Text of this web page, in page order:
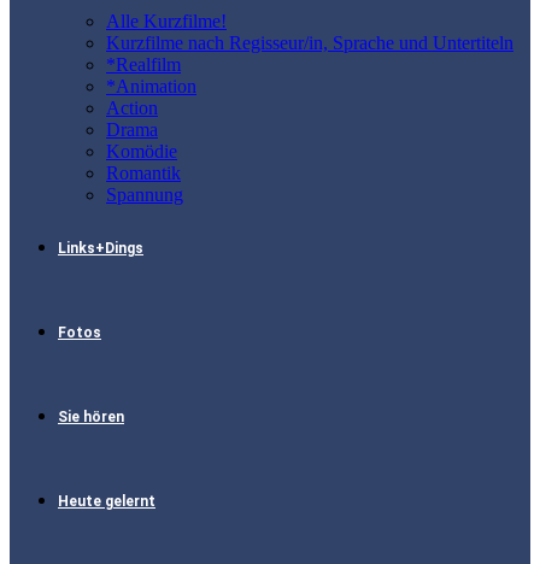
Alle Kurzfilme!
Kurzfilme nach Regisseur/in, Sprache und Untertiteln
*Realfilm
*Animation
Action
Drama
Komödie
Romantik
Spannung
Links+Dings
Fotos
Sie hören
Heute gelernt